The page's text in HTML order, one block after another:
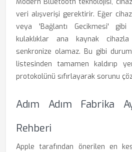
veri alışverişi gerektirir. Eğer
veya 'Bağlantı Gecikmesi' gibi
kulaklıklar ana kaynak
senkronize olamaz. Bu gibi
listesinden tamamen kaldırıp
protokolünü sıfırlayarak sorunu
Adım Adım Fabrika
Rehberi
Apple tarafından önerilen en